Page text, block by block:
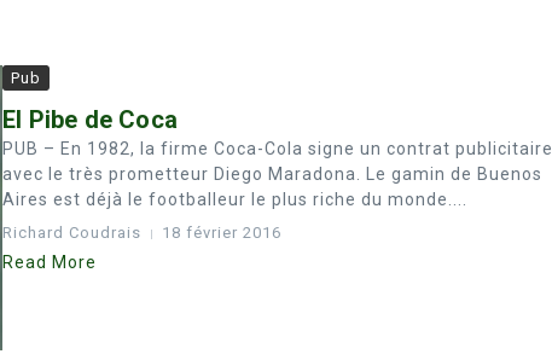
Pub
El Pibe de Coca
PUB – En 1982, la firme Coca-Cola signe un contrat publicitaire
avec le très prometteur Diego Maradona. Le gamin de Buenos
Aires est déjà le footballeur le plus riche du monde....
Richard Coudrais 18 février 2016
Read More